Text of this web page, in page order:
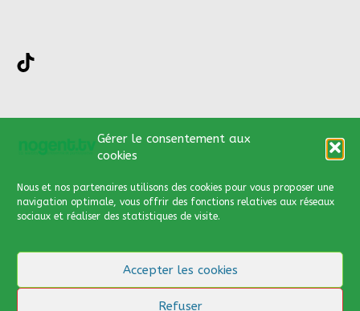
Gérer le consentement aux
cookies
Nous et nos partenaires utilisons des cookies pour vous proposer une
navigation optimale, vous offrir des fonctions relatives aux réseaux
sociaux et réaliser des statistiques de visite.
Accepter les cookies
Refuser
TikTok
Nous contacter par :
contact@nogent.tv
contact
Cliquer
pour y accéder